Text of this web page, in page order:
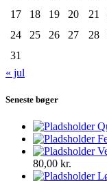
17
18 19 20 21
24
25 26 27 28
31
« jul
Seneste bøger
80,00 kr.